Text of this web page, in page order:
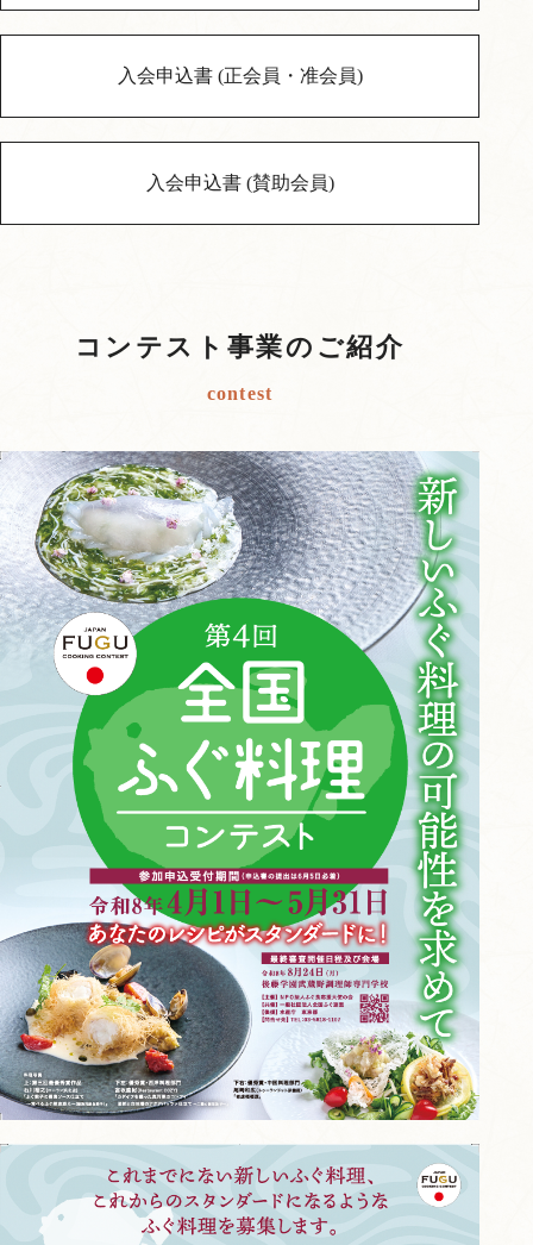
入会申込書 (正会員・准会員)
入会申込書 (賛助会員)
コンテスト事業のご紹介
contest